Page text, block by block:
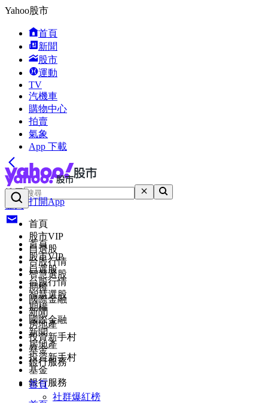
Yahoo股市
首頁
新聞
股市
運動
TV
汽機車
購物中心
拍賣
氣象
App 下載
搜尋
登入
首頁
股市VIP
自選股
台股行情
智慧選股
期權
國際金融
新聞
房地產
投資新手村
基金
銀行服務
打開App
首頁
股市VIP
自選股
台股行情
智慧選股
期權
國際金融
新聞
房地產
投資新手村
基金
銀行服務
首頁
社群爆紅榜